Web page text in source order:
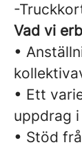
-
Vad vi
•
• Ett
uppdrag
• Stöd